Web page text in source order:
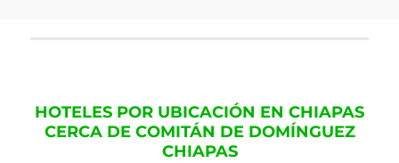
HOTELES POR UBICACIÓN EN CHIAPAS
CERCA DE COMITÁN DE DOMÍNGUEZ
CHIAPAS